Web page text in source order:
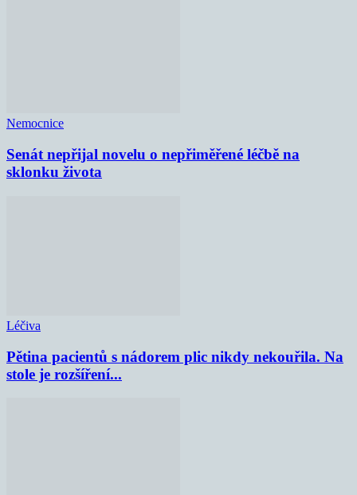
Nemocnice
Senát nepřijal novelu o nepřiměřené léčbě na
sklonku života
Léčiva
Pětina pacientů s nádorem plic nikdy nekouřila. Na
stole je rozšíření...